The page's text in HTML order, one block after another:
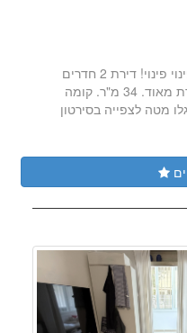
למכירה ביד אליהו באזור פינוי פינוי! דירת 2 חדרים
קומפקטית, מוארת ומסודרת מאוד. 34 מ"ר. קומה
מטה לצפייה בסירטון